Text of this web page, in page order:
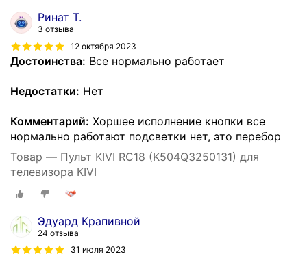
Ринат Т.
3 отзыва
12 октября 2023
Достоинства: Все нормально работает
Недостатки: Нет
Комментарий: Хоршее исполнение кнопки все
нормально работают подсветки нет, это перебор
Товар — Пульт KIVI RC18 (K504Q3250131) для
телевизора KIVI
Эдуард Крапивной
24 отзыва
31 июля 2023